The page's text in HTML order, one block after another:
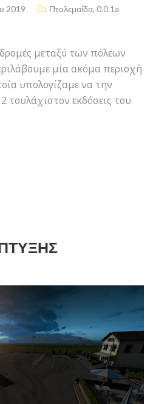
2019 Πτολεμαΐδα, 0.0.1a
μεταξύ των πόλεων
μία ακόμα περιοχή
υπολογίζαμε να την
τουλάχιστον εκδόσεις του